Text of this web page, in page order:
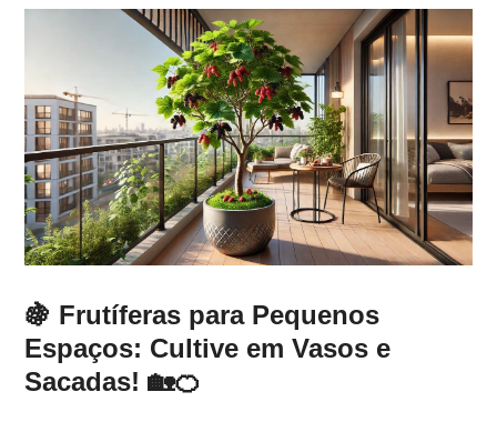
🍇 Frutíferas para Pequenos
Espaços: Cultive em Vasos e
Sacadas! 🏡🍊